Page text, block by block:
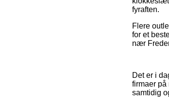
fyraften.
Flere
for et
nær
Det er i
firmaer på
samtidig